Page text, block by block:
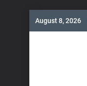
August 8, 2026